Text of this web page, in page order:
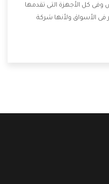
وفى كل الأجهزة التى تقدمها
فى الأسواق ولأنها شركة
التى تسهل على